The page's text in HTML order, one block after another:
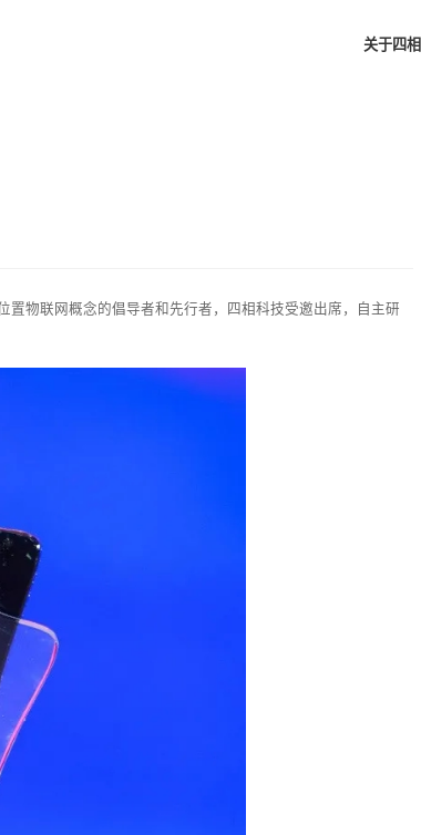
关于四相
置物联网概念的倡导者和先行者，四相科技受邀出席，自主研